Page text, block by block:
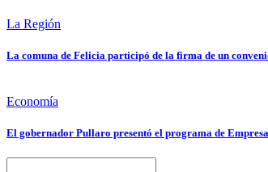
La Región
La comuna de Felicia participó de la firma de un
Economía
El gobernador Pullaro presentó el programa de